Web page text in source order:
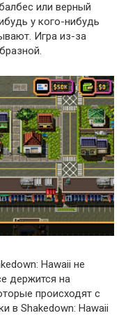
или верный
у кого-нибудь
Игра из-за
Hawaii не
держится на
происходят с
в Shakedown: Hawaii